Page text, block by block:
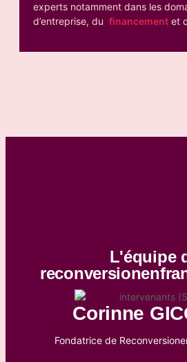
experts notamment dans les
d’entreprise, du financementet
L'équipe
Corinne
Fondatrice de